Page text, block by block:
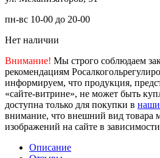
пн-вс 10-00 до 20-00
Нет наличии
Внимание! Мы строго соблюдаем
рекомендациям
информируем, что продукция,
«сайте-витрине», не может быть
доступна только для покупки в
внимание, что внешний вид товара
изображений на сайте в
Описание